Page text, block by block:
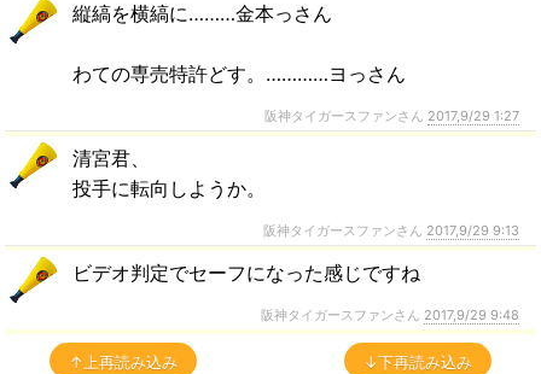
縦縞を横縞に………金本っさん
わての専売特許どす。…………ヨっさん
阪神タイガースファンさん 2017,9/29 1:27
清宮君、
投手に転向しようか。
阪神タイガースファンさん 2017,9/29 9:13
ビデオ判定でセーフになった感じですね
阪神タイガースファンさん 2017,9/29 9:48
↑上再読み込み ↓下再読み込み